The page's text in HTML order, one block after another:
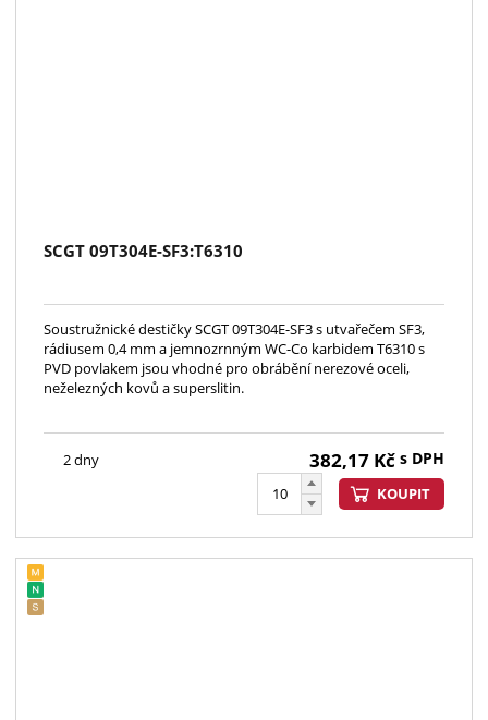
SCGT 09T304E-SF3:T6310
Soustružnické destičky SCGT 09T304E-SF3 s utvařečem SF3,
rádiusem 0,4 mm a jemnozrnným WC-Co karbidem T6310 s
PVD povlakem jsou vhodné pro obrábění nerezové oceli,
neželezných kovů a superslitin.
2 dny 382,17 Kč s DPH
KOUPIT